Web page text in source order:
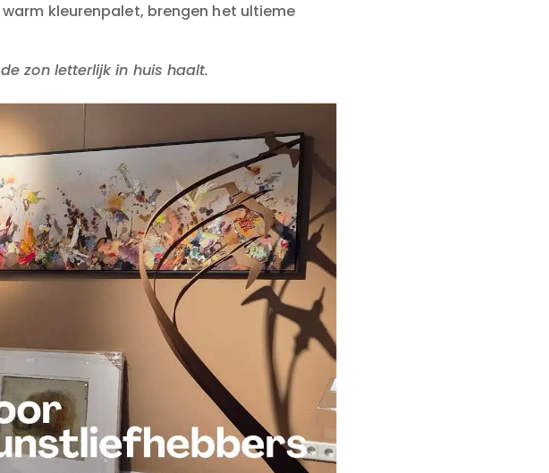
kleurenpalet, brengen het ultieme
zon letterlijk in huis haalt.